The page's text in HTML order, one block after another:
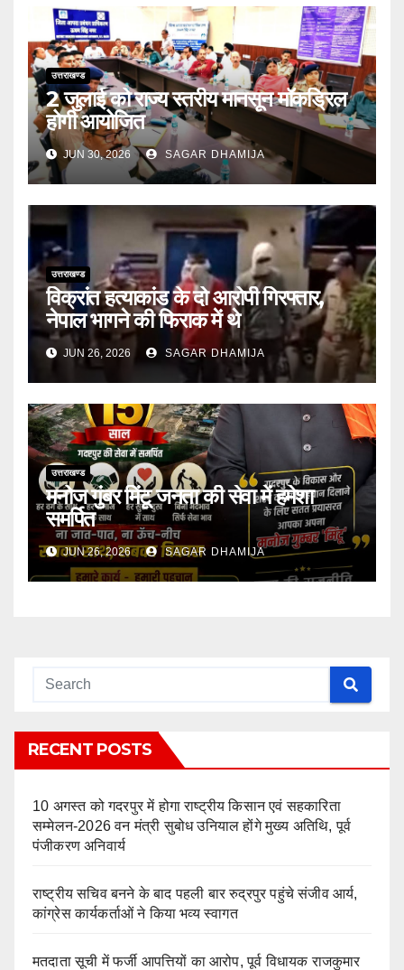
उत्तराखण्ड
2 जुलाई को राज्य स्तरीय मानसून मॉकड्रिल
होगी आयोजित
JUN 30, 2026 SAGAR DHAMIJA
उत्तराखण्ड
विक्रांत हत्याकांड के दो आरोपी गिरफ्तार,
नेपाल भागने की फिराक में थे
JUN 26, 2026 SAGAR DHAMIJA
उत्तराखण्ड
मनोज गुंबर मिंटू जनता की सेवा में हमेशा
समर्पित
JUN 26, 2026 SAGAR DHAMIJA
RECENT POSTS
10 अगस्त को गदरपुर में होगा राष्ट्रीय किसान एवं सहकारिता
सम्मेलन-2026 वन मंत्री सुबोध उनियाल होंगे मुख्य अतिथि, पूर्व
पंजीकरण अनिवार्य
राष्ट्रीय सचिव बनने के बाद पहली बार रुद्रपुर पहुंचे संजीव आर्य,
कांग्रेस कार्यकर्ताओं ने किया भव्य स्वागत
मतदाता सूची में फर्जी आपत्तियों का आरोप, पूर्व विधायक राजकुमार